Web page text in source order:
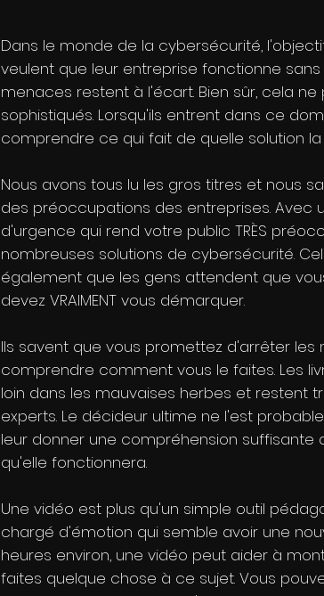
Dans le monde de la cybersécurité,
veulent que leur entreprise fonctionne
menaces restent à l'écart. Bien sûr, cela
sophistiqués. Lorsqu'ils entrent dans ce
comprendre ce qui fait de quelle solution la
Nous avons tous lu les gros titres et nous
des préoccupations des entreprises. Avec
d'urgence qui rend votre public TRÈS
nombreuses solutions de cybersécurité.
également que les gens attendent que
devez VRAIMENT vous démarquer.
Ils savent que vous promettez d'arrêter les
comprendre comment vous le faites. Les
loin dans les mauvaises herbes et restent
experts. Le décideur ultime ne l'est
leur donner une compréhension
qu'elle fonctionnera.
Une vidéo est plus qu'un simple outil
chargé d'émotion qui semble avoir une
heures environ, une vidéo peut aider à
faites quelque chose à ce sujet. Vous